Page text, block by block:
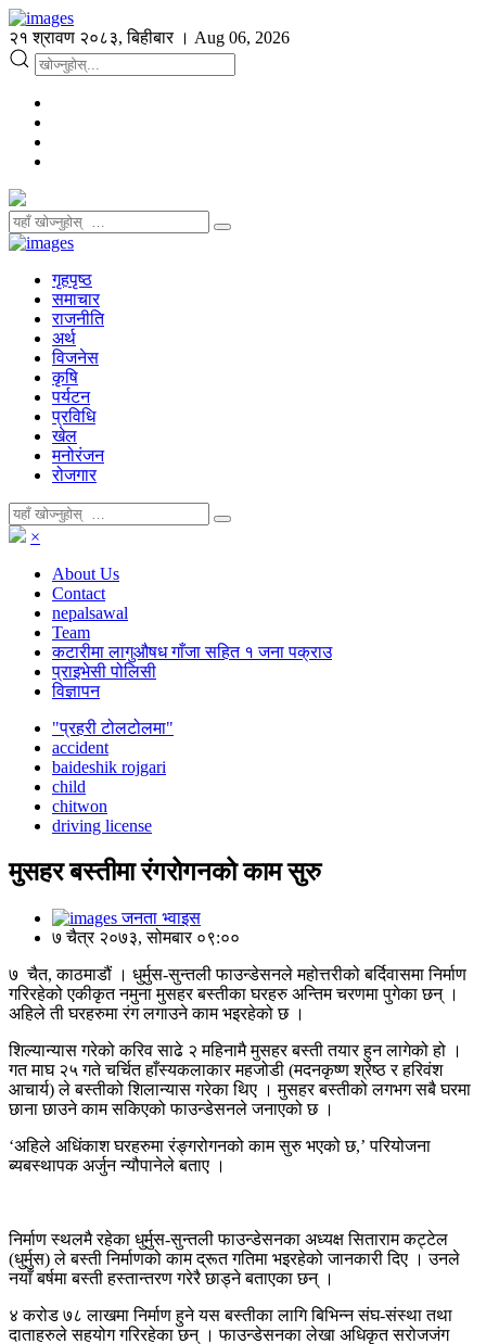
२१ श्रावण २०८३, बिहीबार । Aug 06, 2026
गृहपृष्ठ
समाचार
राजनीति
अर्थ
विजनेस
कृषि
पर्यटन
प्रविधि
खेल
मनोरंजन
रोजगार
×
About Us
Contact
nepalsawal
Team
कटारीमा लागुऔषध गाँजा सहित १ जना पक्राउ
प्राइभेसी पोलिसी
विज्ञापन
"प्रहरी टोलटोलमा"
accident
baideshik rojgari
child
chitwon
driving license
मुसहर बस्तीमा रंगरोगनको काम सुरु
जनता भ्वाइस
७ चैत्र २०७३, सोमबार ०९:००
७ चैत, काठमाडौं । धुर्मुस-सुन्तली फाउन्डेसनले महोत्तरीको बर्दिवासमा निर्माण
गरिरहेको एकीकृत नमुना मुसहर बस्तीका घरहरु अन्तिम चरणमा पुगेका छन् ।
अहिले ती घरहरुमा रंग लगाउने काम भइरहेको छ ।
शिल्यान्यास गरेको करिव साढे २ महिनामै मुसहर बस्ती तयार हुन लागेको हो ।
गत माघ २५ गते चर्चित हाँस्यकलाकार महजोडी (मदनकृष्ण श्रेष्ठ र हरिवंश
आचार्य) ले बस्तीको शिलान्यास गरेका थिए । मुसहर बस्तीको लगभग सबै घरमा
छाना छाउने काम सकिएको फाउन्डेसनले जनाएको छ ।
‘अहिले अधिंकाश घरहरुमा रंङ्गरोगनको काम सुरु भएको छ,’ परियोजना
ब्यबस्थापक अर्जुन न्यौपानेले बताए ।
निर्माण स्थलमै रहेका धुर्मुस-सुन्तली फाउन्डेसनका अध्यक्ष सिताराम कट्टेल
(धुर्मुस) ले बस्ती निर्माणको काम द्रूत गतिमा भइरहेको जानकारी दिए । उनले
नयाँ बर्षमा बस्ती हस्तान्तरण गरेरै छाड्ने बताएका छन् ।
४ करोड ७८ लाखमा निर्माण हुने यस बस्तीका लागि बिभिन्न संघ-संस्था तथा
दाताहरुले सहयोग गरिरहेका छन् । फाउन्डेसनका लेखा अधिकृत सरोजजंग